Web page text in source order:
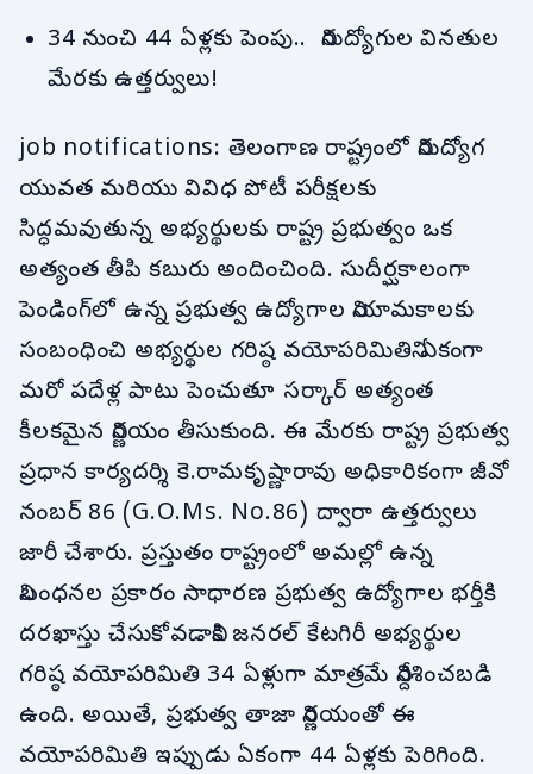
34 నుంచి 44 ఏళ్లకు పెంపు.. నిరుద్యోగుల వినతుల
మేరకు ఉత్తర్వులు!
job notifications: తెలంగాణ రాష్ట్రంలో నిరుద్యోగ
యువత మరియు వివిధ పోటీ పరీక్షలకు
సిద్ధమవుతున్న అభ్యర్థులకు రాష్ట్ర ప్రభుత్వం ఒక
అత్యంత తీపి కబురు అందించింది. సుదీర్ఘకాలంగా
పెండింగ్‌లో ఉన్న ప్రభుత్వ ఉద్యోగాల నియామకాలకు
సంబంధించి అభ్యర్థుల గరిష్ఠ వయోపరిమితిని ఏకంగా
మరో పదేళ్ల పాటు పెంచుతూ సర్కార్ అత్యంత
కీలకమైన నిర్ణయం తీసుకుంది. ఈ మేరకు రాష్ట్ర ప్రభుత్వ
ప్రధాన కార్యదర్శి కె.రామకృష్ణారావు అధికారికంగా జీవో
నంబర్ 86 (G.O.Ms. No.86) ద్వారా ఉత్తర్వులు
జారీ చేశారు. ప్రస్తుతం రాష్ట్రంలో అమల్లో ఉన్న
నిబంధనల ప్రకారం సాధారణ ప్రభుత్వ ఉద్యోగాల భర్తీకి
దరఖాస్తు చేసుకోవడానికి జనరల్ కేటగిరీ అభ్యర్థుల
గరిష్ఠ వయోపరిమితి 34 ఏళ్లుగా మాత్రమే నిర్దేశించబడి
ఉంది. అయితే, ప్రభుత్వ తాజా నిర్ణయంతో ఈ
వయోపరిమితి ఇప్పుడు ఏకంగా 44 ఏళ్లకు పెరిగింది.